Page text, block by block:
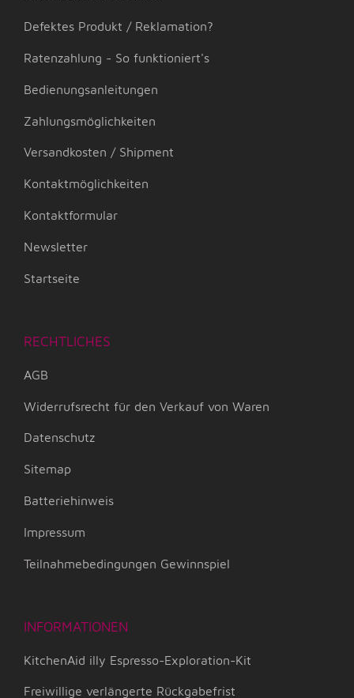
Defektes Produkt / Reklamation?
Ratenzahlung - So funktioniert's
Bedienungsanleitungen
Zahlungsmöglichkeiten
Versandkosten / Shipment
Kontaktmöglichkeiten
Kontaktformular
Newsletter
Startseite
RECHTLICHES
AGB
Widerrufsrecht für den Verkauf von Waren
Datenschutz
Sitemap
Batteriehinweis
Impressum
Teilnahmebedingungen Gewinnspiel
INFORMATIONEN
KitchenAid illy Espresso-Exploration-Kit
Freiwillige verlängerte Rückgabefrist